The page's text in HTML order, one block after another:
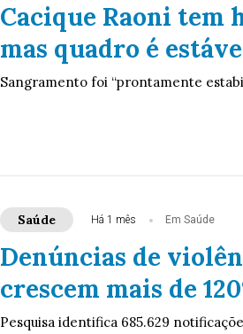
Cacique Raoni tem
mas quadro é
Sangramento foi “prontamente
Saúde Há 1 mês Em Saúde
Denúncias de
crescem mais de
Pesquisa identifica 685.629